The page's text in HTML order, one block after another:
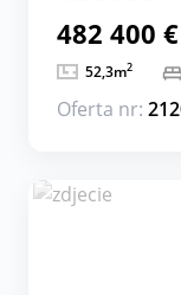
482 400 €
52,3m2
Oferta nr: